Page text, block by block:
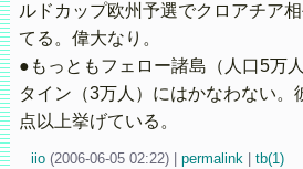
ルドカップ欧州予選でクロアチア
てる。偉大なり。
●もっともフェロー諸島（人口5万
タイン（3万人）にはかなわない。
点以上挙げている。
iio (2006-06-05 02:22) permalink| tb(1)